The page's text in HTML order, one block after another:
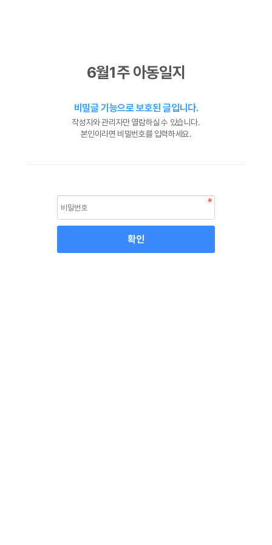
6월1주 아동일지
비밀글 기능으로 보호된 글입니다.
작성자와 관리자만 열람하실 수 있습니다.
본인이라면 비밀번호를 입력하세요.